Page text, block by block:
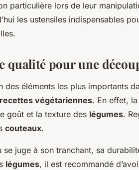
particulière lors de leur
les ustensiles indispensables
qualité pour une
des éléments les plus importants
recettes végétariennes. En effet,
goût et la texture des légumes.
couteaux.
se juge à son tranchant, sa
légumes, il est recommandé